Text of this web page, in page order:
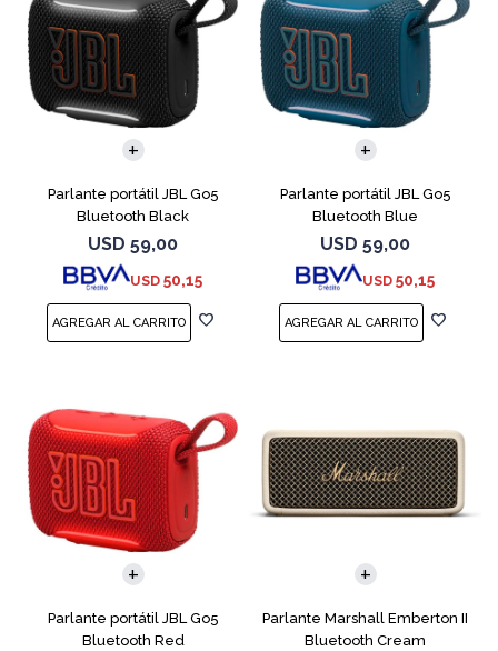
Parlante portátil JBL Go5
Bluetooth Black
USD 59,00
USD 50,15
Parlante portátil JBL Go5
Bluetooth Blue
USD 59,00
USD 50,15
Parlante portátil JBL Go5
Bluetooth Red
Parlante Marshall Emberton II
Bluetooth Cream